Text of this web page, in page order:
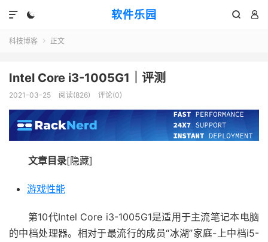
软件乐园 
 

科技博客  正文
Intel Core i3-1005G1｜评测
2021-03-25 阅读(826) 评论(0)
文章目录[隐藏]
游戏性能
第10代Intel Core i3-1005G1是适用于主流笔记本电脑
的中档处理器。相对于最流行的成员“冰湖”家庭-上中档i5-